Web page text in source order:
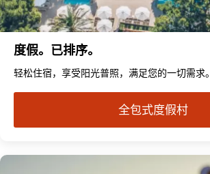
度假。已排序。
轻松住宿，享受阳光普照，满足您的一切需求。
全包式度假村